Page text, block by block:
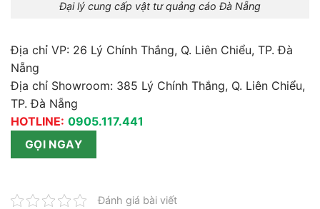
Đại lý cung cấp vật tư quảng cáo Đà Nẵng
Địa chỉ VP: 26 Lý Chính Thắng, Q. Liên Chiểu, TP. Đà
Nẵng
Địa chỉ Showroom: 385 Lý Chính Thắng, Q. Liên Chiểu,
TP. Đà Nẵng
HOTLINE: 0905.117.441
GỌI NGAY
Đánh giá bài viết